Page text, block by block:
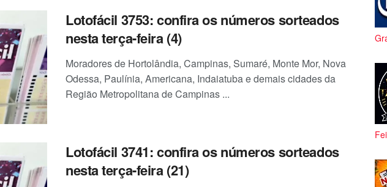
Lotofácil 3753: confira os números sorteados
nesta terça-feira (4)
Moradores de Hortolândia, Campinas, Sumaré, Monte Mor, Nova
Odessa, Paulínia, Americana, Indaiatuba e demais cidades da
Região Metropolitana de Campinas ...
Lotofácil 3741: confira os números sorteados
nesta terça-feira (21)